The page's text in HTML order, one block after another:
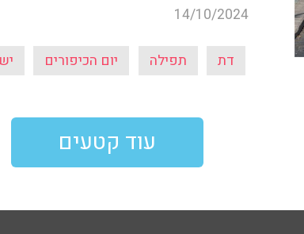
14/10/2024
דת תפילה יום הכיפורים
עוד קטעים